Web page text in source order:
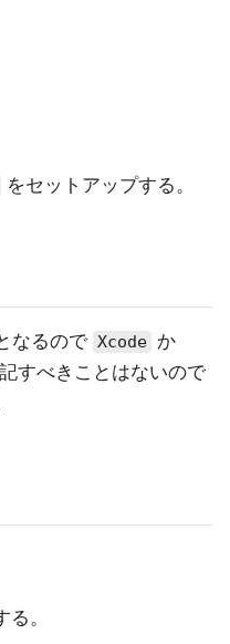
をセットアップする。
なるので Xcode か
すべきことはないので
。